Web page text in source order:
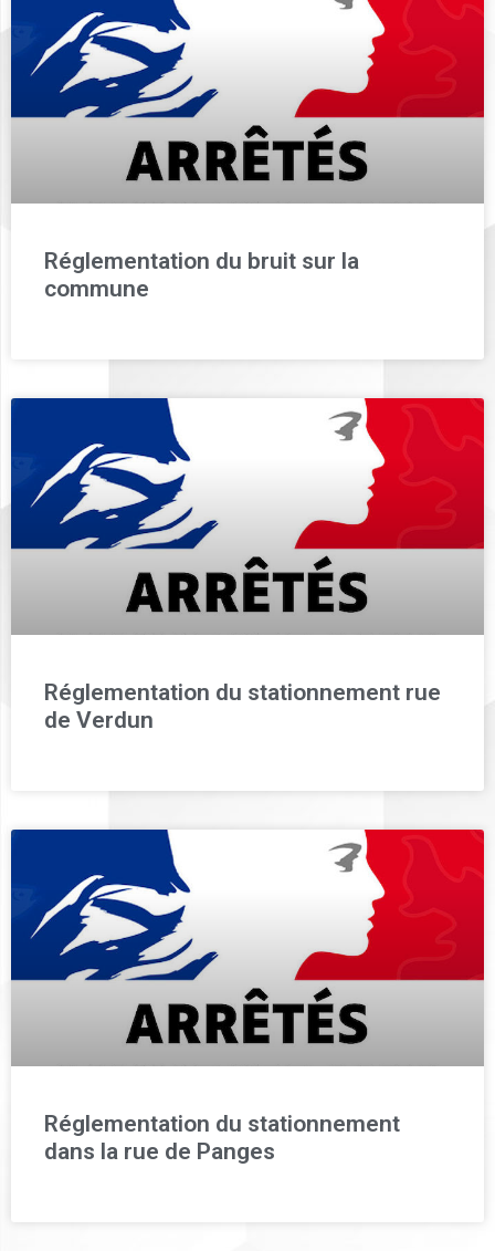
Réglementation du bruit sur la
commune
Réglementation du stationnement rue
de Verdun
Réglementation du stationnement
dans la rue de Panges